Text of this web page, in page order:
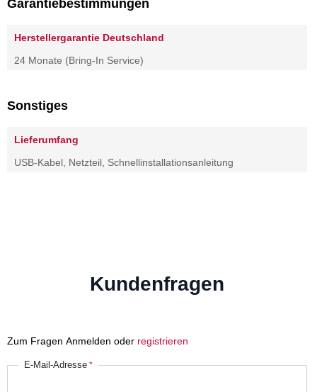
Garantiebestimmungen
Herstellergarantie Deutschland
24 Monate (Bring-In Service)
Sonstiges
Lieferumfang
USB-Kabel, Netzteil, Schnellinstallationsanleitung
Kundenfragen
Zum Fragen Anmelden oder registrieren
E-Mail-Adresse